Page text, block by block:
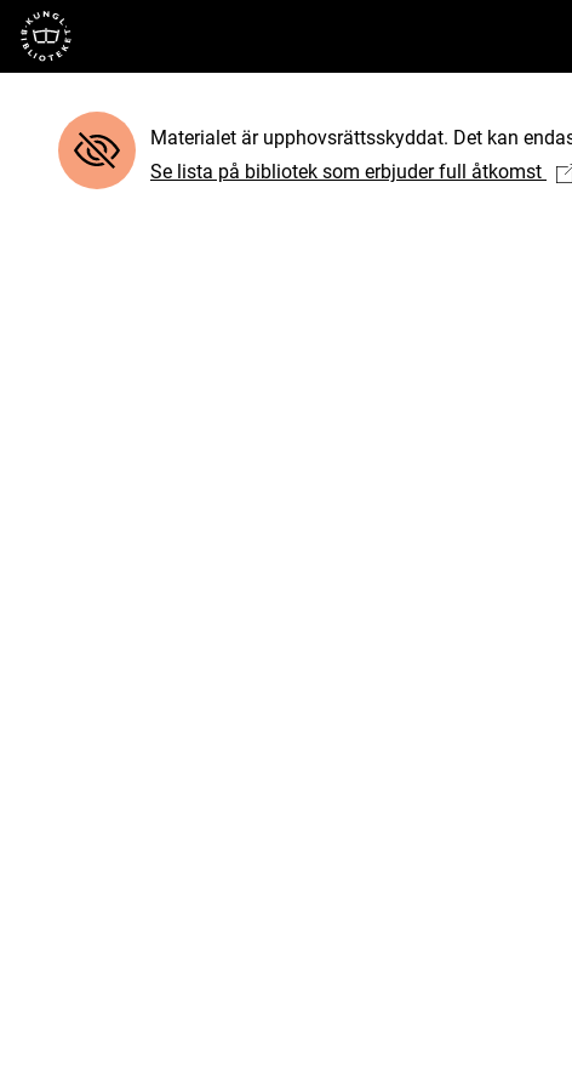
Till startsidan
Materialet är upphovsrättsskyddat. Det kan
Se lista på bibliotek som erbjuder full åtkomst